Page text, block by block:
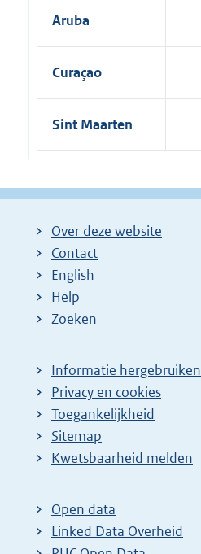
Aruba
Curaçao
Sint Maarten
Over deze website
Contact
English
Help
Zoeken
Informatie hergebruiken
Privacy en cookies
Toegankelijkheid
Sitemap
E
t
e
r
Kwetsbaarheid melden
Open data
Linked Data Overheid